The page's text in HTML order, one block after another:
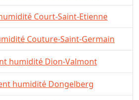
Court-Saint-Etienne
Couture-Saint-Germain
humidité Dion-Valmont
humidité Dongelberg